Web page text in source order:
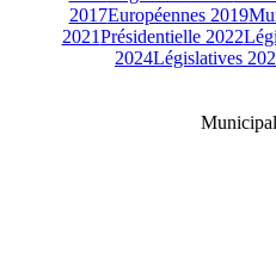
2017Européennes 2019
2021Présidentielle 2022
2024Législatives